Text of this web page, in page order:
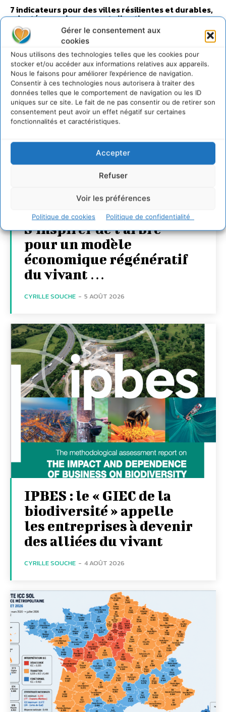
Gérer le consentement aux
cookies
Nous utilisons des technologies telles que les cookies pour
stocker et/ou accéder aux informations relatives aux appareils.
Nous le faisons pour améliorer l’expérience de navigation.
Consentir à ces technologies nous autorisera à traiter des
données telles que le comportement de navigation ou les ID
uniques sur ce site. Le fait de ne pas consentir ou de retirer son
consentement peut avoir un effet négatif sur certaines
fonctionnalités et caractéristiques.
Accepter
Refuser
Voir les préférences
Politique de cookies Politique de confidentialité
7 indicateurs pour des villes résilientes et durables,
adaptées au changement climatique
27 juillet 2026
S’inspirer de l’arbre
pour un modèle
économique régénératif
du vivant …
CYRILLE SOUCHE - 5 AOÛT 2026
IPBES : le « GIEC de la
biodiversité » appelle
les entreprises à devenir
des alliées du vivant
CYRILLE SOUCHE - 4 AOÛT 2026